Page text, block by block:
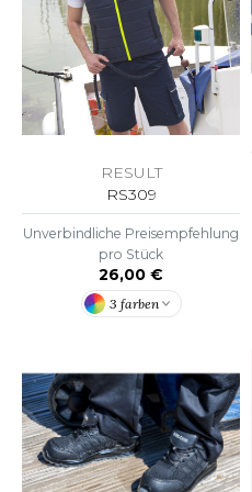
UND JACKEN
COOL
HOODS
SERIE
RESULT
RS309
Unverbindliche Preisempfehlung
pro Stück
26,00 €
3 farben